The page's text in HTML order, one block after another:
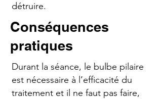
détruire.
Conséquences
pratiques
Durant la séance, le bulbe pilaire
est nécessaire à l’efficacité du
traitement et il ne faut pas faire,